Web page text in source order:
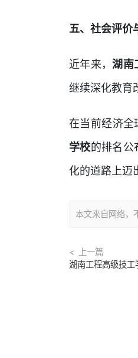
五、社会评价
近年来，湖南
继续深化教育
在当前经济全
学校的排名公
化的道路上迈
本文来自网络
上一篇
湖南工程高级技